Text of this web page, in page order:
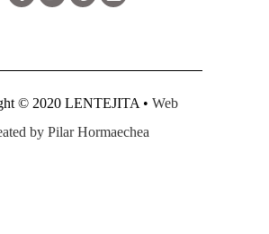
© 2020 LENTEJITA • Web
by Pilar Hormaechea